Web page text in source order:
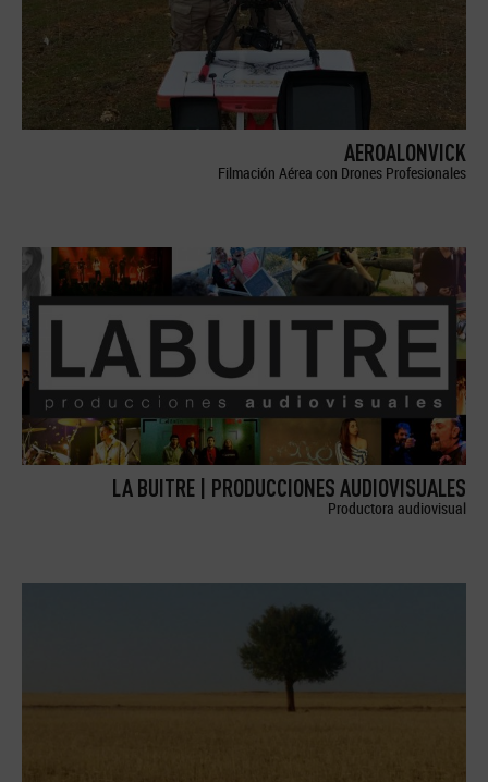
AEROALONVICK
Filmación Aérea con Drones Profesionales
LA BUITRE | PRODUCCIONES AUDIOVISUALES
Productora audiovisual